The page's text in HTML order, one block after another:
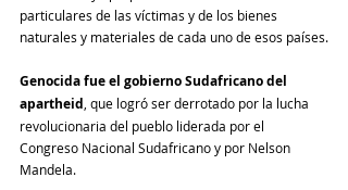
particulares de las víctimas y de los bienes
naturales y materiales de cada uno de esos países.
Genocida fue el gobierno Sudafricano del
apartheid , que logró ser derrotado por la lucha
revolucionaria del pueblo liderada por el
Congreso Nacional Sudafricano y por Nelson
Mandela.